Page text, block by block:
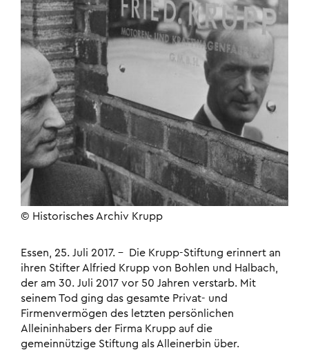
Essen, 25. Juli 2017. – Die Krupp-Stiftung erinnert an
ihren Stifter Alfried Krupp von Bohlen und Halbach,
der am 30. Juli 2017 vor 50 Jahren verstarb. Mit
seinem Tod ging das gesamte Privat- und
Firmenvermögen des letzten persönlichen
Alleininhabers der Firma Krupp auf die
gemeinnützige Stiftung als Alleinerbin über.
© Historisches Archiv Krupp